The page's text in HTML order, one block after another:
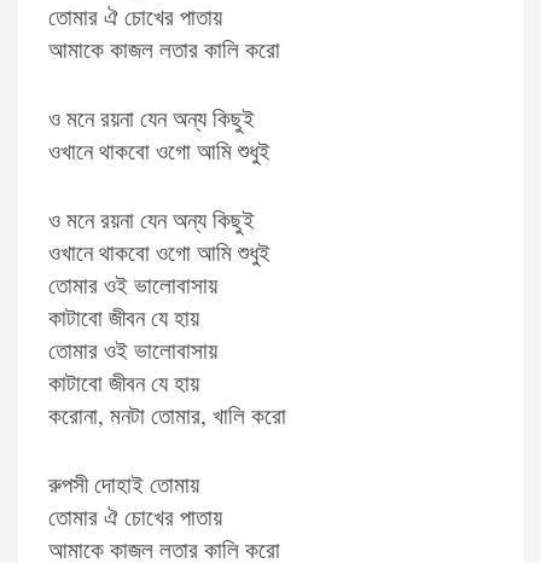
তোমার ঐ চোখের পাতায়
আমাকে কাজল লতার কালি করো
ও মনে রয়না যেন অন্য কিছুই
ওখানে থাকবো ওগো আমি শুধুই
ও মনে রয়না যেন অন্য কিছুই
ওখানে থাকবো ওগো আমি শুধুই
তোমার ওই ভালোবাসায়
কাটাবো জীবন যে হায়
তোমার ওই ভালোবাসায়
কাটাবো জীবন যে হায়
করোনা, মনটা তোমার, খালি করো
রুপসী দোহাই তোমায়
তোমার ঐ চোখের পাতায়
আমাকে কাজল লতার কালি করো